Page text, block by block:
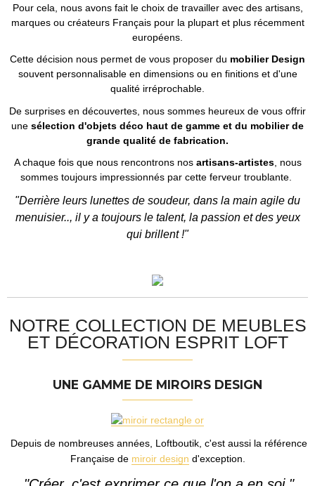
Pour cela, nous avons fait le choix de travailler avec des artisans,
marques ou créateurs Français pour la plupart et plus récemment
européens.
Cette décision nous permet de vous proposer du mobilier Design
souvent personnalisable en dimensions ou en finitions et d'une
qualité irréprochable.
De surprises en découvertes, nous sommes heureux de vous offrir
une sélection d'objets déco haut de gamme et du mobilier de
grande qualité de fabrication.
A chaque fois que nous rencontrons nos artisans-artistes, nous
sommes toujours impressionnés par cette ferveur troublante.
"Derrière leurs lunettes de soudeur, dans la main agile du
menuisier.., il y a toujours le talent, la passion et des yeux
qui brillent !"
NOTRE COLLECTION DE MEUBLES
ET DÉCORATION ESPRIT LOFT
UNE GAMME DE MIROIRS DESIGN
Depuis de nombreuses années, Loftboutik, c'est aussi la référence
Française de miroir design d'exception.